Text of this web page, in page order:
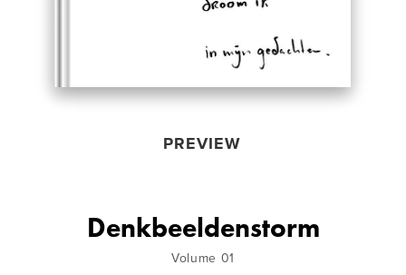
PREVIEW
Denkbeeldenstorm
Volume 01